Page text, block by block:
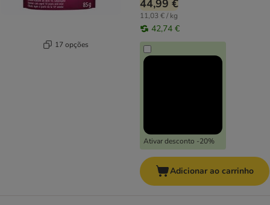
17 opções
44,99 €
11,03 € / kg
42,74 €
Ativar desconto -20%
Adicionar ao carrinho